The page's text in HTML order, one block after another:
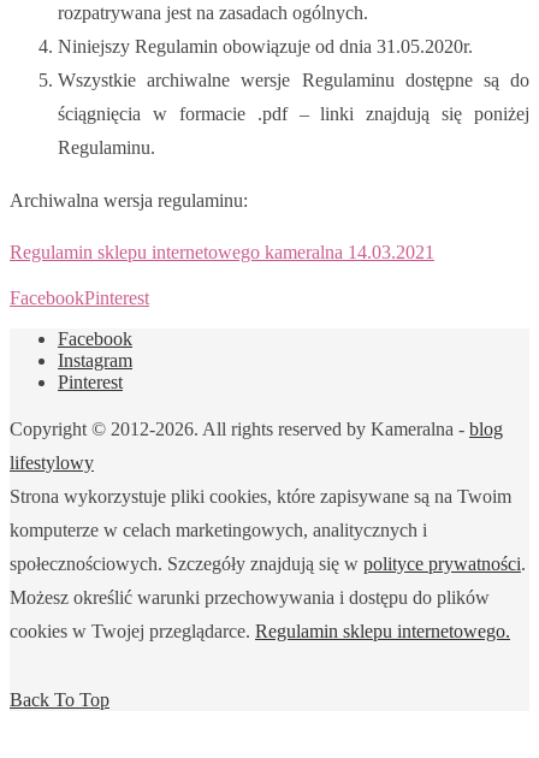
rozpatrywana jest na zasadach ogólnych.
Niniejszy Regulamin obowiązuje od dnia 31.05.2020r.
Wszystkie archiwalne wersje Regulaminu dostępne są do
ściągnięcia w formacie .pdf – linki znajdują się poniżej
Regulaminu.
Archiwalna wersja regulaminu:
Regulamin sklepu internetowego kameralna 14.03.2021
FacebookPinterest
Facebook
Instagram
Pinterest
Copyright © 2012-2026. All rights reserved by Kameralna - blog
lifestylowy
Strona wykorzystuje pliki cookies, które zapisywane są na Twoim
komputerze w celach marketingowych, analitycznych i
społecznościowych. Szczegóły znajdują się w polityce prywatności.
Możesz określić warunki przechowywania i dostępu do plików
cookies w Twojej przeglądarce. Regulamin sklepu internetowego.
Back To Top